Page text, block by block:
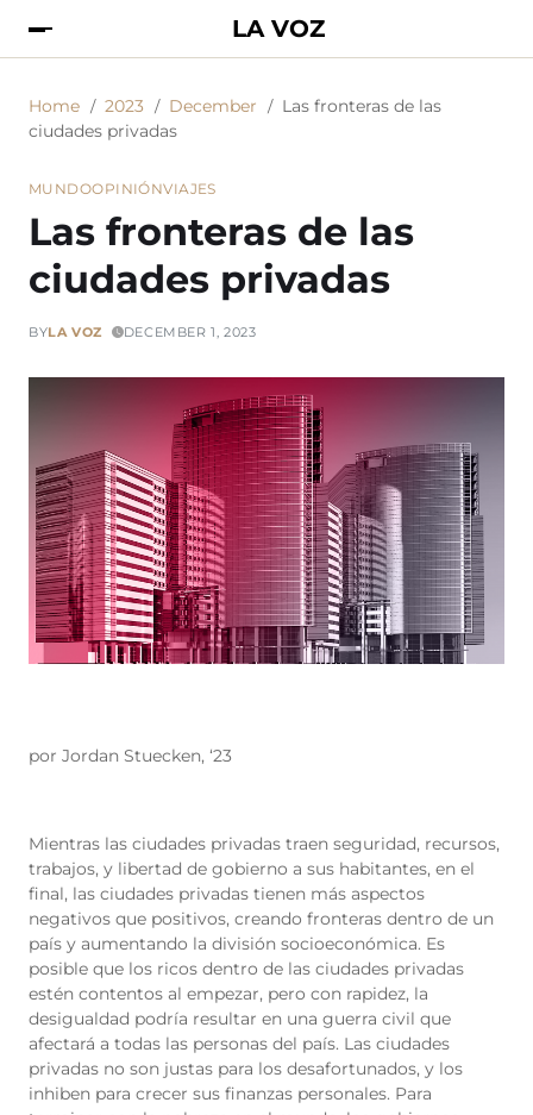
LA VOZ
Home 2023 December
Las fronteras de las
ciudades privadas
MUNDOOPINIÓNVIAJES
Las fronteras de las
ciudades privadas
BYLA VOZ DECEMBER 1, 2023
por Jordan Stuecken, ‘23
Mientras las ciudades privadas traen seguridad, recursos,
trabajos, y libertad de gobierno a sus habitantes, en el
final, las ciudades privadas tienen más aspectos
negativos que positivos, creando fronteras dentro de un
país y aumentando la división socioeconómica. Es
posible que los ricos dentro de las ciudades privadas
estén contentos al empezar, pero con rapidez, la
desigualdad podría resultar en una guerra civil que
afectará a todas las personas del país. Las ciudades
privadas no son justas para los desafortunados, y los
inhiben para crecer sus finanzas personales. Para